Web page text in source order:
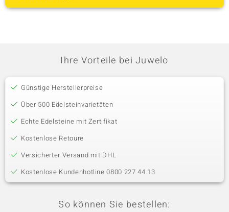
Ihre Vorteile bei Juwelo
Günstige Herstellerpreise
Über 500 Edelsteinvarietäten
Echte Edelsteine mit Zertifikat
Kostenlose Retoure
Versicherter Versand mit DHL
Kostenlose Kundenhotline 0800 227 44 13
So können Sie bestellen: